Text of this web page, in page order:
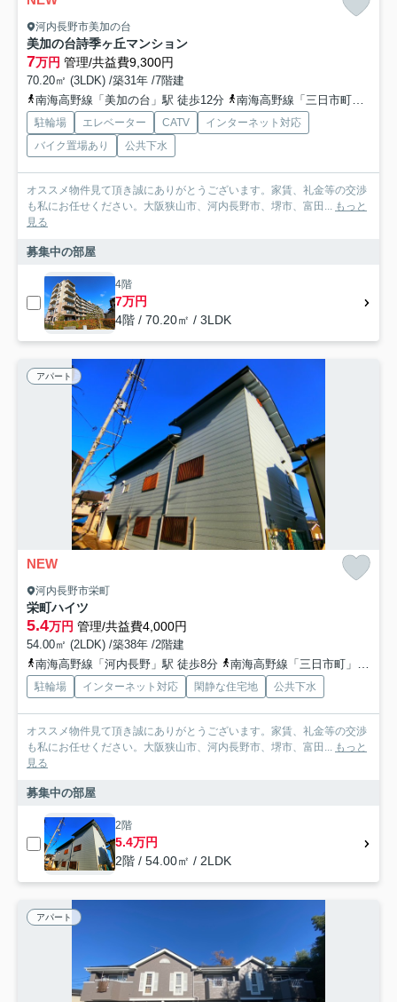
河内長野市美加の台
美加の台詩季ヶ丘マンション
7万円 管理/共益費9,300円
70.20㎡ (3LDK) /築31年 /7階建
南海高野線「美加の台」駅 徒歩12分
南海高野線「三日市町」駅 徒歩17分
駐輪場 エレベーター CATV
インターネット対応
バイク置場あり
公共下水
オススメ物件見て頂き誠にありがとうございます。家賃、礼金等の交渉
も私にお任せください。大阪狭山市、河内長野市、堺市、富田... もっと
見る
募集中の部屋
4階
7万円
4階 / 70.20㎡ / 3LDK
アパート
NEW
河内長野市栄町
栄町ハイツ
5.4万円 管理/共益費4,000円
54.00㎡ (2LDK) /築38年 /2階建
南海高野線「河内長野」駅 徒歩8分
南海高野線「三日市町」駅 徒歩23分
駐輪場 インターネット対応 閑静な住宅地 公共下水
オススメ物件見て頂き誠にありがとうございます。家賃、礼金等の交渉
も私にお任せください。大阪狭山市、河内長野市、堺市、富田... もっと
見る
募集中の部屋
2階
5.4万円
2階 / 54.00㎡ / 2LDK
アパート